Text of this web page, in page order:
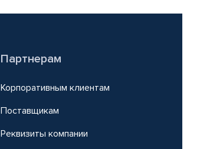
Партнерам
Корпоративным клиентам
Поставщикам
Реквизиты компании